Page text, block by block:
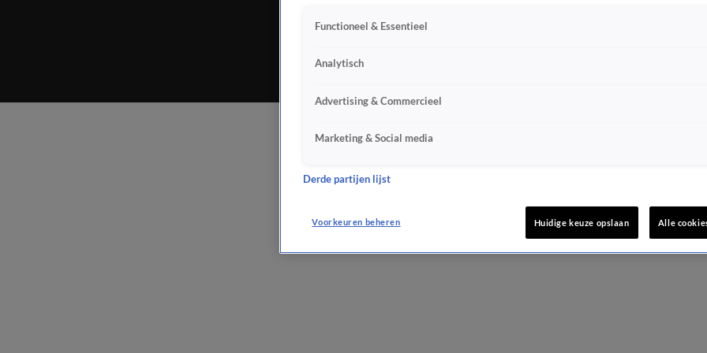
Functioneel & Essentieel
Analytisch
Advertising & Commercieel
Marketing & Social media
Derde partijen lijst
Voorkeuren beheren Huidige keuze opslaan Alle